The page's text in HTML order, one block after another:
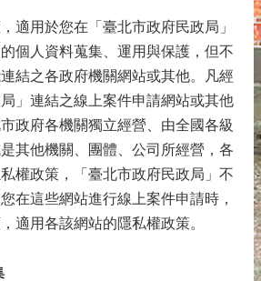
適用於您在「臺北市政府民政局」
個人資料蒐集、運用與保護，但不
結之各政府機關網站或其他。凡經
」連結之線上案件申請網站或其他
政府各機關獨立經營、由全國各級
其他機關、團體、公司所經營，各
權政策，「臺北市政府民政局」不
在這些網站進行線上案件申請時，
適用各該網站的隱私權政策。